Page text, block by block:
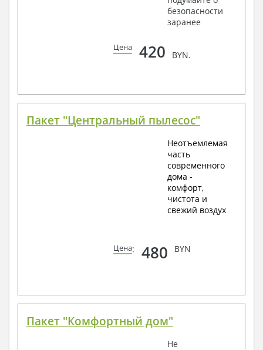
безопасности
заранее
Цена 420 BYN.
Пакет "Центральный пылесос"
Неотъемлемая
часть
современного
дома -
комфорт,
чистота и
свежий воздух
Цена: 480 BYN
Пакет "Комфортный дом"
Не